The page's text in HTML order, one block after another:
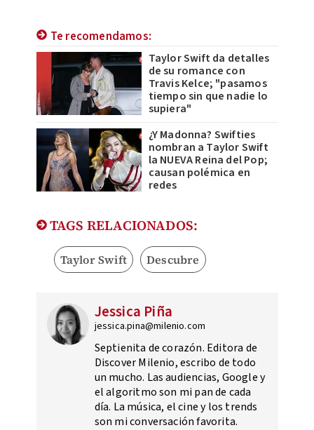
Te recomendamos:
Taylor Swift da detalles
de su romance con
Travis Kelce; "pasamos
tiempo sin que nadie lo
supiera"
¿Y Madonna? Swifties
nombran a Taylor Swift
la NUEVA Reina del Pop;
causan polémica en
redes
TAGS RELACIONADOS:
Taylor Swift Descubre
Jessica Piña
jessica.pina@milenio.com
Septienita de corazón. Editora de
Discover Milenio, escribo de todo
un mucho. Las audiencias, Google y
el algoritmo son mi pan de cada
día. La música, el cine y los trends
son mi conversación favorita.